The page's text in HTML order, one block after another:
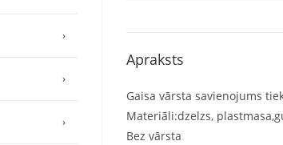
Apraksts
Gaisa vārsta savienojums
Materiāli:dzelzs,
Bez vārsta
›
›
›